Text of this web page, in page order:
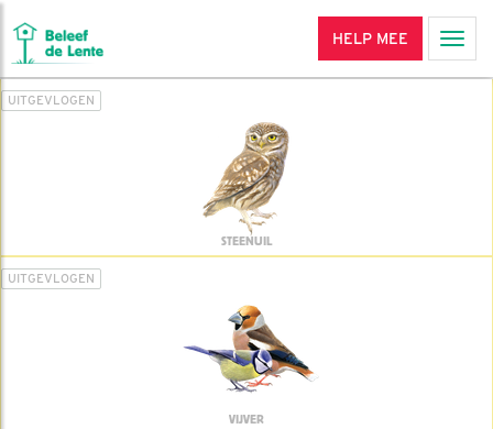
HELP MEE
UITGEVLOGEN
STEENUIL
UITGEVLOGEN
VIJVER